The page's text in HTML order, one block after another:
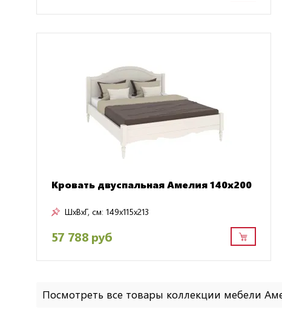
Кровать двуспальная Амелия 140х200
ШxВxГ, см: 149x115x213
57 788 руб
Посмотреть все товары коллекции мебели